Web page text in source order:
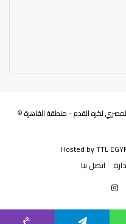
لكره القدم - منطقة القاهرة ©
Hosted byTTL
اتصل بنا